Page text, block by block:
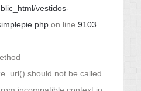
vestidos-
on line 9103
should not be called